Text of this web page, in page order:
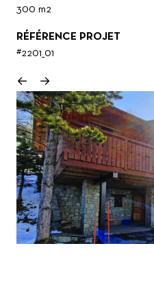
300 m2
RÉFÉRENCE PROJET
#2201_01
← →